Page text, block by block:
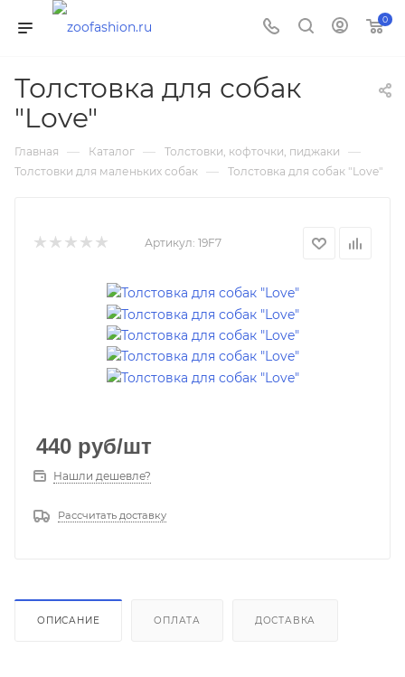
0
Толстовка для собак
"Love"
Главная — Каталог — Толстовки, кофточки, пиджаки —
Толстовки для маленьких собак — Толстовка для собак "Love"
Артикул: 19F7
440 руб/шт
Нашли дешевле?
Рассчитать доставку
ОПИСАНИЕ ОПЛАТА ДОСТАВКА